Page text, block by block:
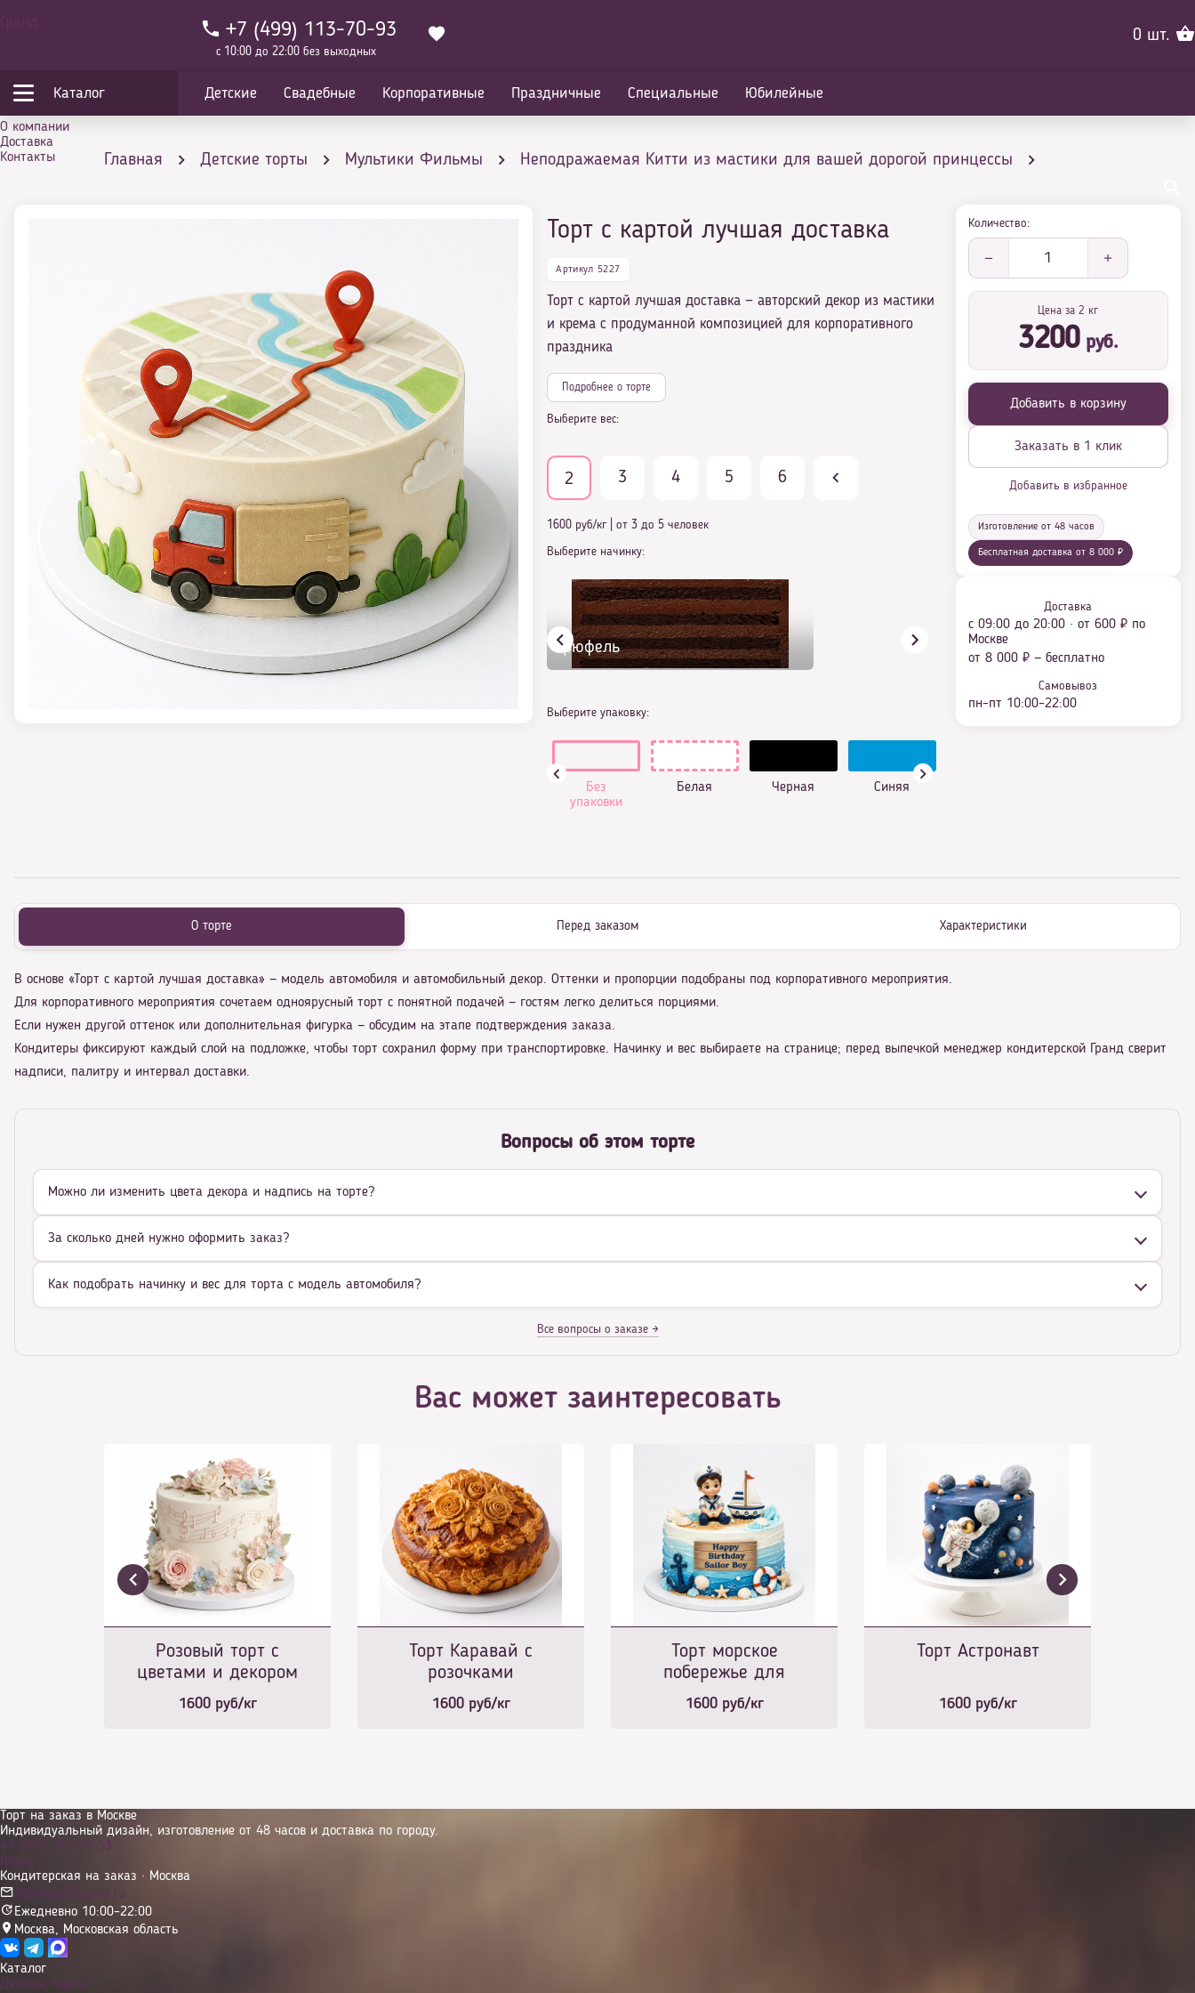
+7 (499) 113-70-93
с 10:00 до 22:00 без выходных
0 шт.
Каталог Детские Свадебные Корпоративные Праздничные Специальные Юбилейные
О компании
Доставка
Контакты
Главная Детские торты Мультики Фильмы Неподражаемая Китти из мастики для вашей дорогой принцессы
Торт с картой лучшая доставка
Артикул 5227
Торт с картой лучшая доставка — авторский декор из мастики
и крема с продуманной композицией для корпоративного
праздника
Подробнее о торте
Выберите вес:
2 3 4 5 6
1600 руб/кг |от 3 до 5 человек
Выберите начинку:
Трюфель
Выберите упаковку:
Без
упаковки
Белая Черная Синяя
Количество:
1
Цена за 2 кг
3200руб.
Добавить в корзину
Заказать в 1 клик
Добавить в избранное
Изготовление от 48 часов
Бесплатная доставка от 8 000 ₽
Доставка
с 09:00 до 20:00 · от 600 ₽ по
Москве
от 8 000 ₽ — бесплатно
Самовывоз
пн–пт 10:00–22:00
О торте Перед заказом Характеристики
В основе «Торт с картой лучшая доставка» — модель автомобиля и автомобильный декор. Оттенки и пропорции подобраны под корпоративного мероприятия.
Для корпоративного мероприятия сочетаем одноярусный торт с понятной подачей — гостям легко делиться порциями.
Если нужен другой оттенок или дополнительная фигурка — обсудим на этапе подтверждения заказа.
Кондитеры фиксируют каждый слой на подложке, чтобы торт сохранил форму при транспортировке. Начинку и вес выбираете на странице; перед выпечкой менеджер кондитерской Гранд сверит
надписи, палитру и интервал доставки.
Вопросы об этом торте
Можно ли изменить цвета декора и надпись на торте?
За сколько дней нужно оформить заказ?
Как подобрать начинку и вес для торта с модель автомобиля?
Все вопросы о заказе →
Вас может заинтересовать
Розовый торт с
цветами и декором
1600руб/кг
Торт Каравай с
розочками
1600руб/кг
Торт морское
побережье для
морячка
1600руб/кг
Торт Астронавт
1600руб/кг
Торт на заказ в Москве
Индивидуальный дизайн, изготовление от 48 часов и доставка по городу.
+7 (499) 113-70-93
Гранд
Кондитерская на заказ · Москва
info@grandcakes.ru
Ежедневно 10:00–22:00
Москва, Московская область
Каталог
Детские торты